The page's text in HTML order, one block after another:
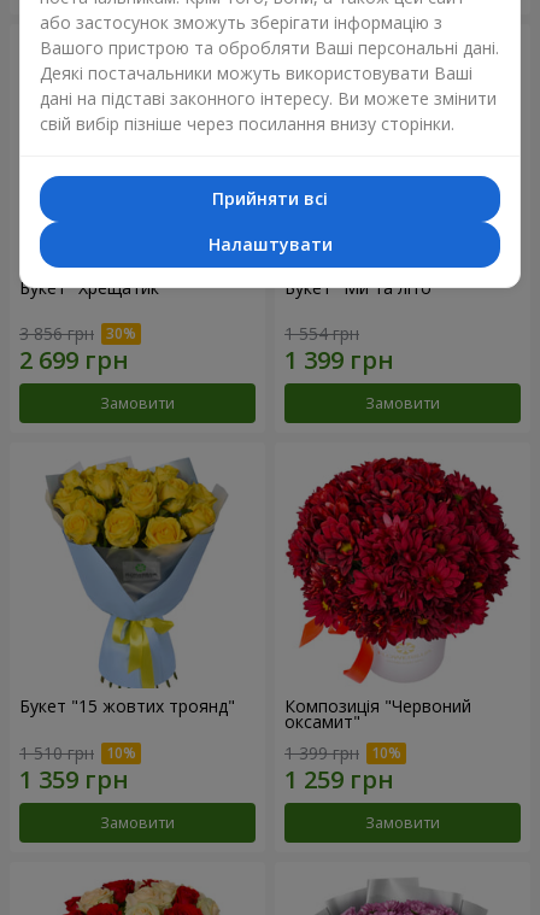
Букет "Хрещатик"
3 856 грн
Замовити
Букет "Ми та літо"
1 554 грн
Замовити
Букет "15 жовтих троянд"
1 510 грн
Замовити
Композиція "Червоний
оксамит"
1 399 грн
Замовити
або застосунок зможуть зберігати інформацію з
Вашого пристрою та обробляти Ваші персональні дані.
Деякі постачальники можуть використовувати Ваші
дані на підставі законного інтересу. Ви можете змінити
свій вибір пізніше через посилання внизу сторінки.
Прийняти всі
Налаштувати